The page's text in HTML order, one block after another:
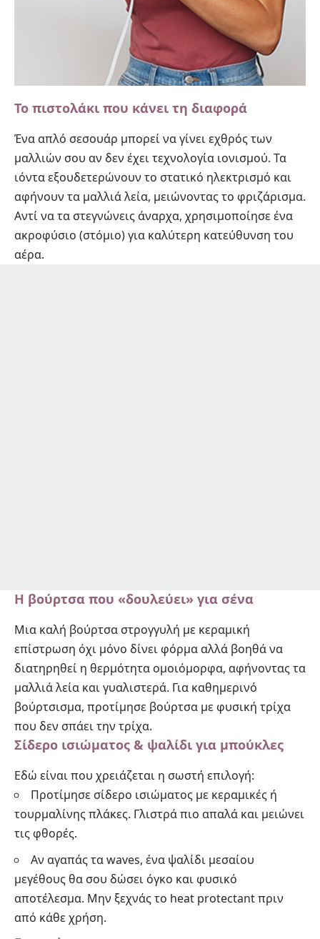
Το πιστολάκι που κάνει τη διαφορά
Ένα απλό σεσουάρ μπορεί να γίνει εχθρός των
μαλλιών σου αν δεν έχει τεχνολογία ιονισμού. Τα
ιόντα εξουδετερώνουν το στατικό ηλεκτρισμό και
αφήνουν τα μαλλιά λεία, μειώνοντας το φριζάρισμα.
Αντί να τα στεγνώνεις άναρχα, χρησιμοποίησε ένα
ακροφύσιο (στόμιο) για καλύτερη κατεύθυνση του
αέρα.
Η βούρτσα που «δουλεύει» για σένα
Μια καλή βούρτσα στρογγυλή με κεραμική
επίστρωση όχι μόνο δίνει φόρμα αλλά βοηθά να
διατηρηθεί η θερμότητα ομοιόμορφα, αφήνοντας τα
μαλλιά λεία και γυαλιστερά. Για καθημερινό
βούρτσισμα, προτίμησε βούρτσα με φυσική τρίχα
που δεν σπάει την τρίχα.
Σίδερο ισιώματος & ψαλίδι για μπούκλες
Εδώ είναι που χρειάζεται η σωστή επιλογή:
Προτίμησε σίδερο ισιώματος με κεραμικές ή
τουρμαλίνης πλάκες. Γλιστρά πιο απαλά και μειώνει
τις φθορές.
Αν αγαπάς τα waves, ένα ψαλίδι μεσαίου
μεγέθους θα σου δώσει όγκο και φυσικό
αποτέλεσμα. Μην ξεχνάς το heat protectant πριν
από κάθε χρήση.